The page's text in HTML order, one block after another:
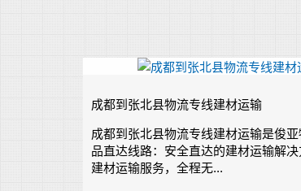
成都到张北县物流专线建材运输
成都到张北县物流专线建材运输是俊
品直达线路：安全直达的建材运输解
建材运输服务，全程无...